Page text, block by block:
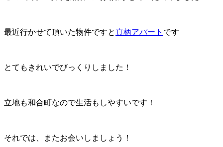
最近行かせて頂いた物件ですと真柄アパート です
とてもきれいでびっくりしました！
立地も和合町なので生活もしやすいです！
それでは、またお会いしましょう！